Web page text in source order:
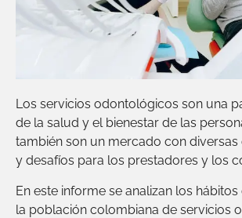
Los servicios odontológicos son una
de la salud y el bienestar de las
también son un mercado con
y desafíos para los prestadores y los
En este informe se analizan los
la población colombiana de servicios